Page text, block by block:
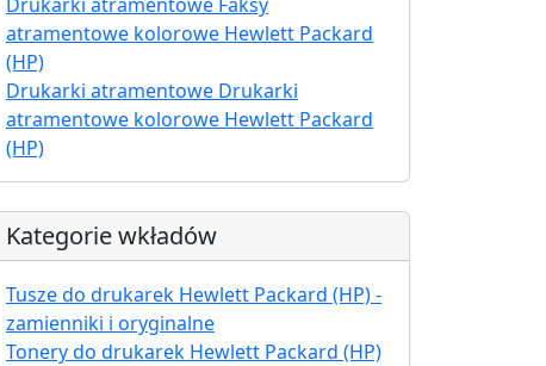
atramentowe kolorowe Hewlett Packard
(HP)
Drukarki atramentowe Drukarki
atramentowe kolorowe Hewlett Packard
(HP)
Kategorie wkładów
Tusze do drukarek Hewlett Packard (HP) -
zamienniki i oryginalne
Tonery do drukarek Hewlett Packard (HP)